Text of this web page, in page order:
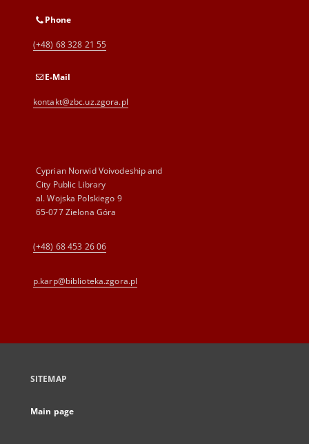
Phone
(+48) 68 328 21 55
E-Mail
kontakt@zbc.uz.zgora.pl
Cyprian Norwid Voivodeship and
City Public Library
al. Wojska Polskiego 9
65-077 Zielona Góra
(+48) 68 453 26 06
p.karp@biblioteka.zgora.pl
SITEMAP
Main page